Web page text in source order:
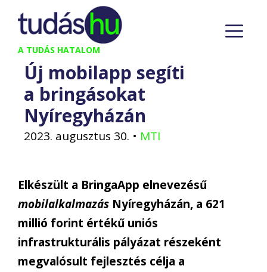
Kilépés
tartalomba
A TUDÁS HATALOM
Új mobilapp segíti
a bringásokat
Nyíregyházán
2023. augusztus 30. • MTI
Elkészült a BringaApp elnevezésű
mobilalkalmazás Nyíregyházán, a 621
millió forint értékű uniós
infrastrukturális pályázat részeként
megvalósult fejlesztés célja a